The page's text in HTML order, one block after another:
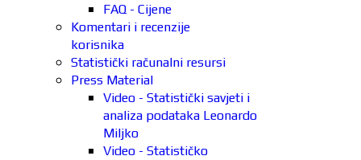
FAQ - Cijene
Komentari i recenzije
korisnika
Statistički računalni resursi
Press Material
Video - Statistički savjeti i
analiza podataka Leonardo
Miljko
Video - Statističko